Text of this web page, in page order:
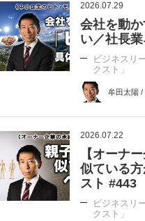
2026.07.29
会社を動
い／社長
ビジネスリ
クスト」
牟田太陽 /
2026.07.22
【オーナ
似ている
スト #443
ビジネスリ
クスト」